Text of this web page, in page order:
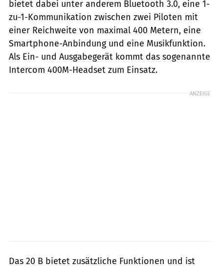
bietet dabei unter anderem Bluetooth 3.0, eine 1-
zu-1-Kommunikation zwischen zwei Piloten mit
einer Reichweite von maximal 400 Metern, eine
Smartphone-Anbindung und eine Musikfunktion.
Als Ein- und Ausgabegerät kommt das sogenannte
Intercom 400M-Headset zum Einsatz.
ANZEIGE
Das 20 B bietet zusätzliche Funktionen und ist